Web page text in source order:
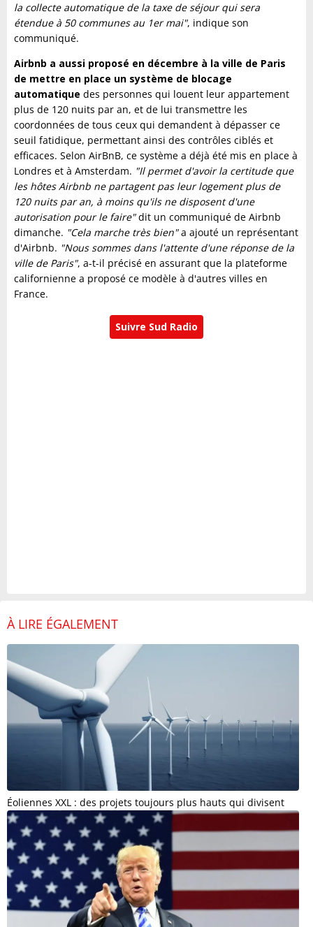
la collecte automatique de la taxe de séjour qui sera
étendue à 50 communes au 1er mai", indique son
communiqué.
Airbnb a aussi proposé en décembre à la ville de Paris
de mettre en place un système de blocage
automatique des personnes qui louent leur appartement
plus de 120 nuits par an, et de lui transmettre les
coordonnées de tous ceux qui demandent à dépasser ce
seuil fatidique, permettant ainsi des contrôles ciblés et
efficaces. Selon AirBnB, ce système a déjà été mis en place à
Londres et à Amsterdam. "Il permet d'avoir la certitude que
les hôtes Airbnb ne partagent pas leur logement plus de
120 nuits par an, à moins qu'ils ne disposent d'une
autorisation pour le faire"dit un communiqué de Airbnb
dimanche. "Cela marche très bien"a ajouté un représentant
d'Airbnb. "Nous sommes dans l'attente d'une réponse de la
ville de Paris", a-t-il précisé en assurant que la plateforme
californienne a proposé ce modèle à d'autres villes en
France.
Suivre Sud Radio
À LIRE ÉGALEMENT
Éoliennes XXL : des projets toujours plus hauts qui divisent